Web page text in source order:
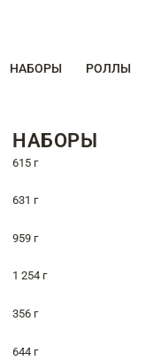
НАБОРЫ РОЛЛЫ
НАБОРЫ
615 г
631 г
959 г
1 254 г
356 г
644 г